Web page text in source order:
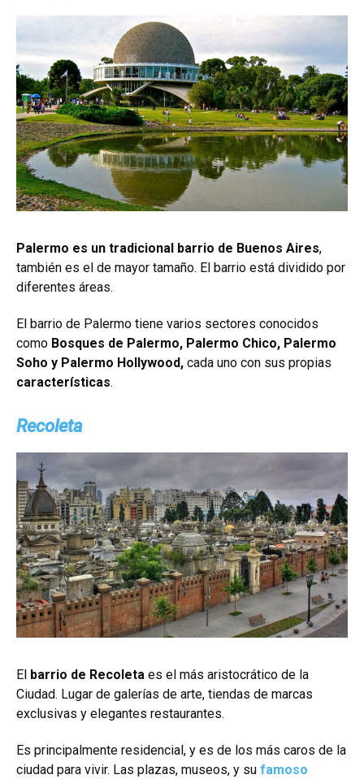
Palermo es un tradicional barrio de Buenos Aires,
también es el de mayor tamaño. El barrio está dividido por
diferentes áreas.
El barrio de Palermo tiene varios sectores conocidos
como Bosques de Palermo, Palermo Chico, Palermo
Soho y Palermo Hollywood, cada uno con sus propias
características.
Recoleta
El barrio de Recoleta es el más aristocrático de la
Ciudad. Lugar de galerías de arte, tiendas de marcas
exclusivas y elegantes restaurantes.
Es principalmente residencial, y es de los más caros de la
ciudad para vivir. Las plazas, museos, y su famoso